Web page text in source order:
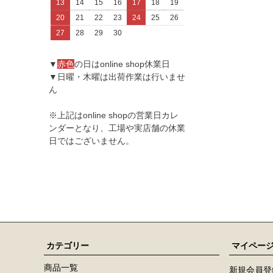
13
14 15 16 17 18
19
20
21 22 23 24 25
26
27
28 29 30
▼赤色の日はonline shop休業日
▼日曜・木曜は出荷作業は行いませ
ん
※上記はonline shopの営業日カレ
ンダーとなり、工場や実店舗の休業
日ではございません。
カテゴリー
商品一覧
マイペー
新規会員